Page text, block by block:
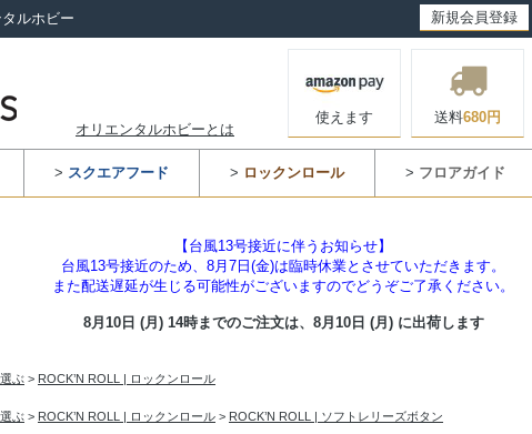
ルホビー 新規会員登録
オリエンタルホビーとは
使えます 送料680円
> スクエアフード > ロックンロール > フロアガイド
【台風13号接近に伴うお知らせ】
台風13号接近のため、8月7日(金)は臨時休業とさせていただきます。
また配送遅延が生じる可能性がございますのでどうぞご了承ください。
8月10日 (月) 14時までのご注文は、 8月10日 (月) に出荷します
ぶ > ROCK’N ROLL | ロックンロール
ぶ > ROCK’N ROLL | ロックンロール > ROCK’N ROLL | ソフトレリーズボタン